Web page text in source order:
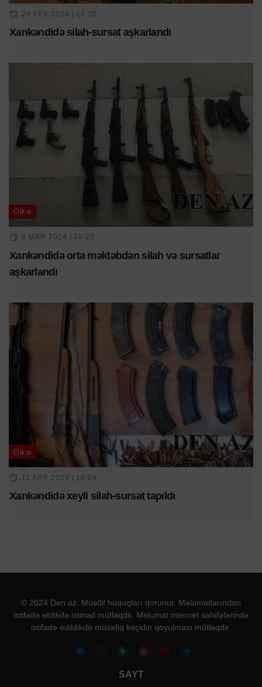
24 FEV 2024 | 10:30
Xankəndidə silah-sursat aşkarlandı
Ölkə
8 MAR 2024 | 10:20
Xankəndidə orta məktəbdən silah və sursatlar
aşkarlandı
Ölkə
11 APR 2024 | 10:04
Xankəndidə xeyli silah-sursat tapıldı
© 2024 Den.az. Müəllif hüquqları qorunur. Məlumatlarından
istifadə etdikdə istinad mütləqdir. Məlumat internet səhifələrində
istifadə edildikdə müvafiq keçidin qoyulması mütləqdir.
SAYT